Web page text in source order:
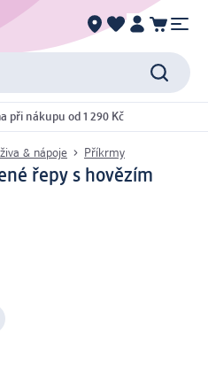
při nákupu od 1 290 Kč
& nápoje Příkrmy
řepy s hovězím